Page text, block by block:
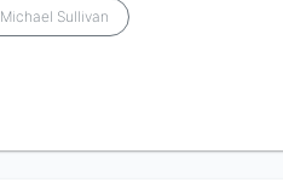
Michael Sullivan